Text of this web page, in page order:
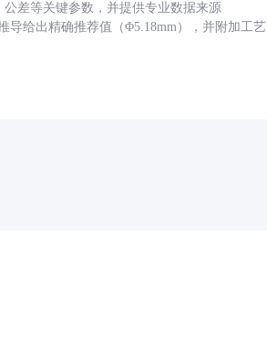
差等关键参数，并提供专业数据来源
导给出精确推荐值（Φ5.18mm），并附加工艺